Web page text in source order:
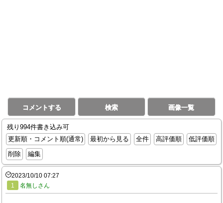
コメントする 検索 画像一覧
残り994件書き込み可
更新順・コメント順(通常)
最初から見る 全件 高評価順
低評価順
削除
編集
2023/10/10 07:27
1
名無しさん